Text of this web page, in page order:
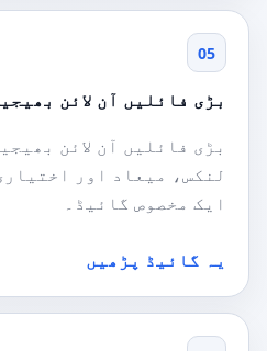
05
بڑی فائلیں آن لائن
بڑی فائلیں آن لائن
لنکس، میعاد اور
ایک مخصوص گائیڈ۔
یہ گائیڈ پڑھیں